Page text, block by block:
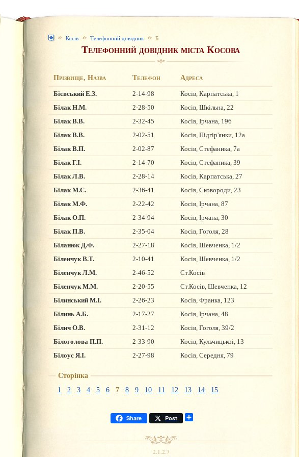
Телефонний довідник міста Косова
Прізвище, Назва Телефон Адреса
Бієвський Е.З. 2-14-98
Косів, Карпатська, 1
Білак H.М.
2-28-50
Косів, Шкільна, 22
Білак В.В.
2-32-45
Косів, Ірчана, 196
Білак В.В.
2-02-51
Косів, Підгір'янки, 12а
Білак В.П.
2-02-87
Косів, Стефаника, 7а
Білак Г.І.
2-14-70
Косів, Стефаника, 39
Білак Л.В.
2-28-14
Косів, Карпатська, 27
Білак М.С.
2-36-41
Косів, Сковороди, 23
Білак М.Ф.
2-22-42
Косів, Ірчана, 87
Білак О.П.
2-34-94
Косів, Ірчана, 30
Білак П.В.
2-35-04
Косів, Гоголя, 28
Біланюк Д.Ф.
2-27-18
Косів, Шевченка, 1/2
Біленчук В.Т.
2-10-41
Косів, Шевченка, 1/2
Біленчук Л.М.
2-46-52
Ст.Косів
Біленчук М.М.
2-20-55
Ст.Косів, Шевченка, 12
Білинський М.І.
2-26-23
Косів, Франка, 123
Білинь А.Б.
2-17-27
Косів, Ірчана, 48
Білич О.В.
2-31-12
Косів, Гоголя, 39/2
Білоголова П.П.
2-33-90
Косів, Кульчицькоі, 13
Білоус Я.І.
2-27-98 Косів, Середня, 79
Сторінка
1
2 3 4 5 6 7 8 9 10 11 12 13 14 15
Share Post
Косів Телефонний довідник Б
2.1.2.7